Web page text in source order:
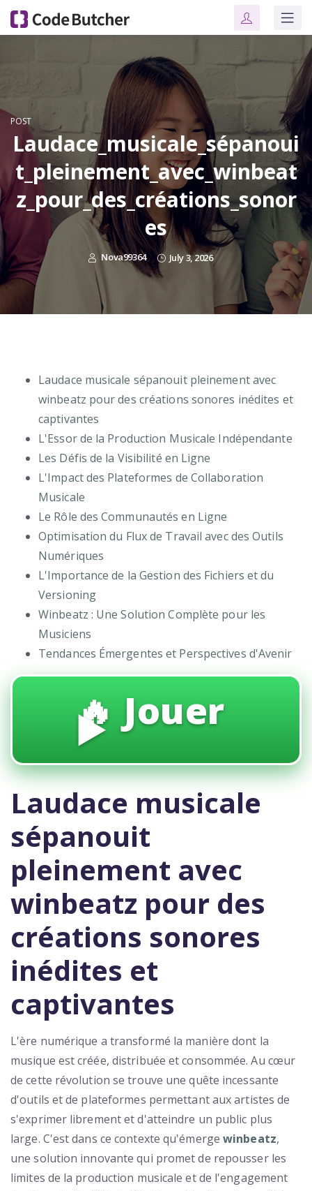
POST
Laudace_musicale_sépanoui
t_pleinement_avec_winbeat
z_pour_des_créations_sonor
es
Nova99364 July 3, 2026
Laudace musicale sépanouit pleinement avec
winbeatz pour des créations sonores inédites et
captivantes
L'Essor de la Production Musicale Indépendante
Les Défis de la Visibilité en Ligne
L'Impact des Plateformes de Collaboration
Musicale
Le Rôle des Communautés en Ligne
Optimisation du Flux de Travail avec des Outils
Numériques
L'Importance de la Gestion des Fichiers et du
Versioning
Winbeatz : Une Solution Complète pour les
Musiciens
Tendances Émergentes et Perspectives d'Avenir
🔥 Jouer
▶️
Laudace musicale
sépanouit
pleinement avec
winbeatz pour des
créations sonores
inédites et
captivantes
L'ère numérique a transformé la manière dont la
musique est créée, distribuée et consommée. Au cœur
de cette révolution se trouve une quête incessante
d'outils et de plateformes permettant aux artistes de
s'exprimer librement et d'atteindre un public plus
large. C'est dans ce contexte qu'émergewinbeatz,
une solution innovante qui promet de repousser les
limites de la production musicale et de l'engagement